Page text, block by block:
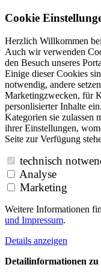
Cookie
Herzlich Willkommen
Auch wir verwenden
den Besuch unseres
Einige dieser Cookies
notwendig, andere
Marketingzwecken, für
personlisierter Inhalte
Kategorien sie zulassen
ihrer Einstellungen,
Seite zur Verfügung
technisch
Analyse
Marketing
Weitere Informationen
und Impressum.
Details anzeigen
Detailinformationen zu